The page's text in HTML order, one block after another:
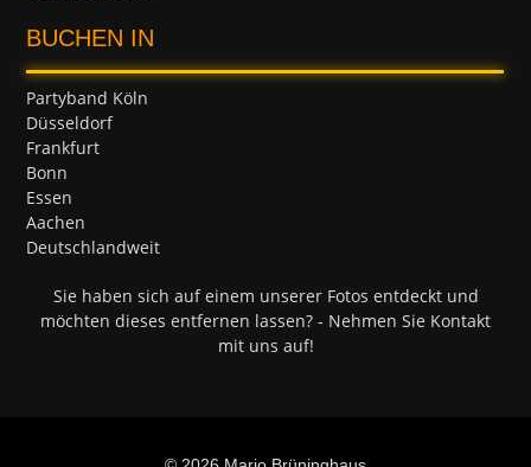
BUCHEN IN
Partyband Köln
Düsseldorf
Frankfurt
Bonn
Essen
Aachen
Deutschlandweit
Sie haben sich auf einem unserer Fotos entdeckt und
möchten dieses entfernen lassen? - Nehmen Sie Kontakt
mit uns auf!